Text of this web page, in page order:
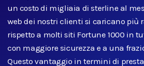
un costo di migliaia di sterline al
web dei nostri clienti si caricano più
rispetto a molti siti Fortune 1000 in
con maggiore sicurezza e a una
Questo vantaggio in termini di